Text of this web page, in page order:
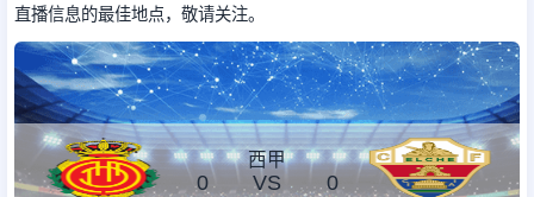
篮球录像
足球集锦
篮球集锦
直播信息的最佳地点，敬请关注。
西甲
0 VS 0